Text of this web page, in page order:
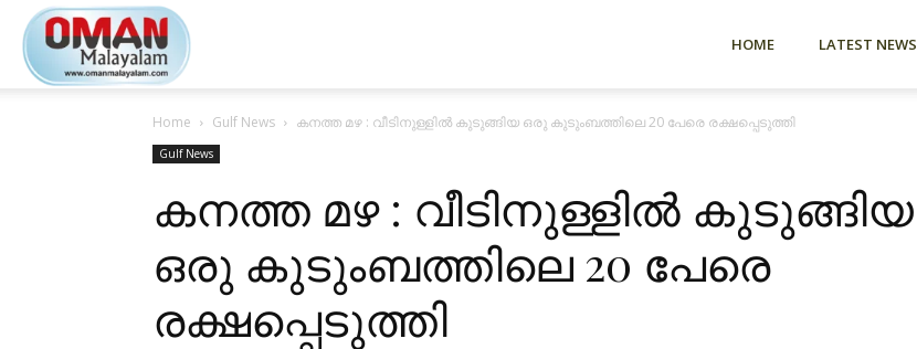
Malayalam
HOME LATEST NEWS
Home Gulf News കനത്ത മഴ : വീടിനുള്ളിൽ കുടുങ്ങിയ ഒരു കുടുംബത്തിലെ 20 പേരെ രക്ഷപ്പെടുത്തി
Gulf News
കനത്ത മഴ : വീടിനുള്ളിൽ കുടുങ്ങിയ
ഒരു കുടുംബത്തിലെ 20 പേരെ
രക്ഷപ്പെടുത്തി